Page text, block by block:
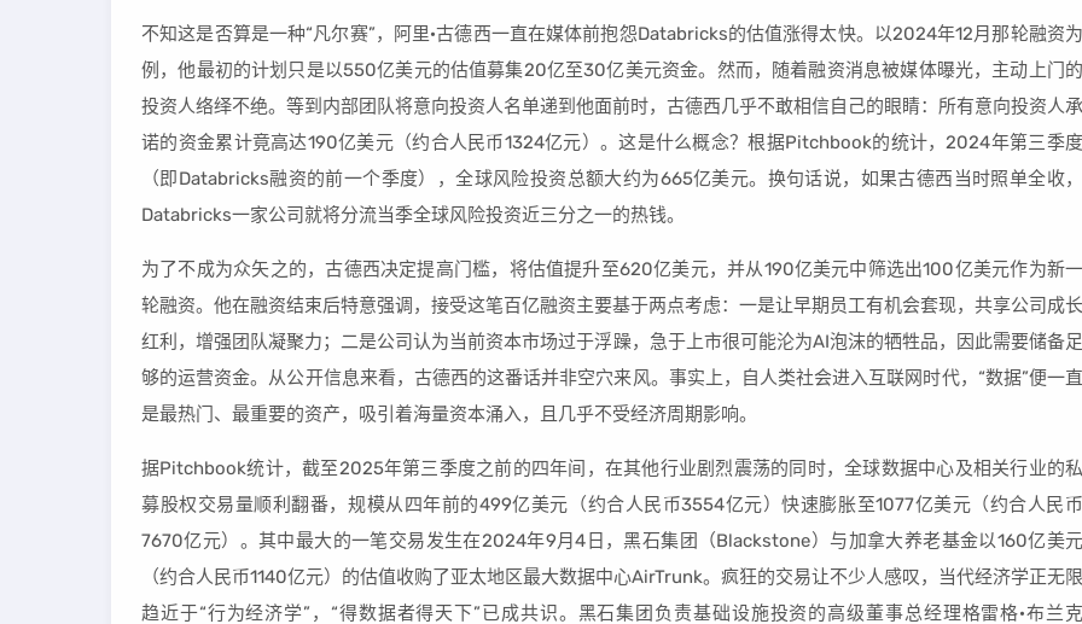
不知这是否算是一种“凡尔赛”，阿里·古德西一直在媒体前抱怨Databricks的估值涨得太快。以2024年12月那轮融资为
例，他最初的计划只是以550亿美元的估值募集20亿至30亿美元资金。然而，随着融资消息被媒体曝光，主动上门的
投资人络绎不绝。等到内部团队将意向投资人名单递到他面前时，古德西几乎不敢相信自己的眼睛：所有意向投资人承
诺的资金累计竟高达190亿美元（约合人民币1324亿元）。这是什么概念？根据Pitchbook的统计，2024年第三季度
（即Databricks融资的前一个季度），全球风险投资总额大约为665亿美元。换句话说，如果古德西当时照单全收，
Databricks一家公司就将分流当季全球风险投资近三分之一的热钱。
为了不成为众矢之的，古德西决定提高门槛，将估值提升至620亿美元，并从190亿美元中筛选出100亿美元作为新一
轮融资。他在融资结束后特意强调，接受这笔百亿融资主要基于两点考虑：一是让早期员工有机会套现，共享公司成长
红利，增强团队凝聚力；二是公司认为当前资本市场过于浮躁，急于上市很可能沦为AI泡沫的牺牲品，因此需要储备足
够的运营资金。从公开信息来看，古德西的这番话并非空穴来风。事实上，自人类社会进入互联网时代，“数据”便一直
是最热门、最重要的资产，吸引着海量资本涌入，且几乎不受经济周期影响。
据Pitchbook统计，截至2025年第三季度之前的四年间，在其他行业剧烈震荡的同时，全球数据中心及相关行业的私
募股权交易量顺利翻番，规模从四年前的499亿美元（约合人民币3554亿元）快速膨胀至1077亿美元（约合人民币
7670亿元）。其中最大的一笔交易发生在2024年9月4日，黑石集团（Blackstone）与加拿大养老基金以160亿美元
（约合人民币1140亿元）的估值收购了亚太地区最大数据中心AirTrunk。疯狂的交易让不少人感叹，当代经济学正无限
趋近于“行为经济学”，“得数据者得天下”已成共识。黑石集团负责基础设施投资的高级董事总经理格雷格·布兰克